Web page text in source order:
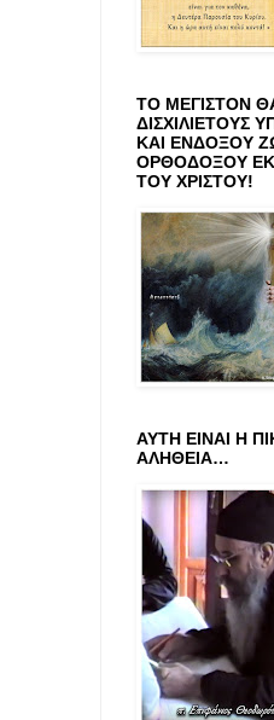
ΤΟ ΜΕΓΙΣΤΟΝ
ΔΙΣΧΙΛΙΕΤΟΥΣ
ΚΑΙ ΕΝΔΟΞΟΥ
ΟΡΘΟΔΟΞΟΥ
ΤΟΥ ΧΡΙΣΤΟΥ!
ΑΥΤΗ ΕΙΝΑΙ Η
ΑΛΗΘΕΙΑ…